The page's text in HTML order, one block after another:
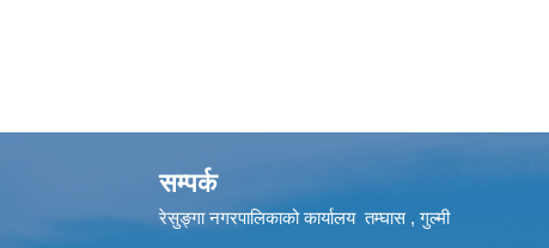
सम्पर्क
रेसुङ्गा नगरपालिकाको कार्यालय तम्घास , गुल्मी